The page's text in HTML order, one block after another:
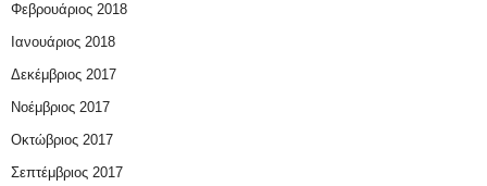
Φεβρουάριος 2018
Ιανουάριος 2018
Δεκέμβριος 2017
Νοέμβριος 2017
Οκτώβριος 2017
Σεπτέμβριος 2017